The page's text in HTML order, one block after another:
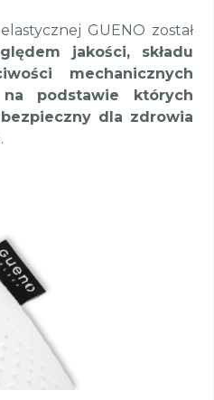
GUENO został
jakości, składu
mechanicznych
podstawie których
dla zdrowia
.